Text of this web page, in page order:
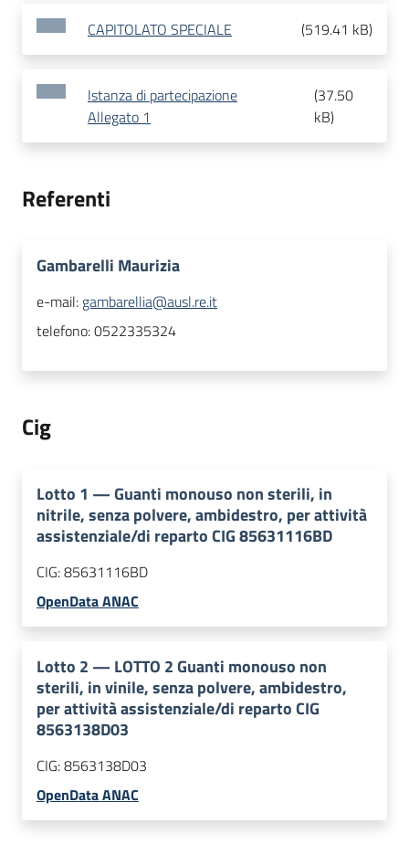
CAPITOLATO SPECIALE (519.41 kB)
Istanza di partecipazione
Allegato 1
(37.50
kB)
Referenti
Gambarelli Maurizia
e-mail: gambarellia@ausl.re.it
telefono:0522335324
Cig
Lotto 1 —Guanti monouso non sterili, in
nitrile, senza polvere, ambidestro, per attività
assistenziale/di reparto CIG 85631116BD
CIG:85631116BD
OpenData ANAC
Lotto 2 — LOTTO 2 Guanti monouso non
sterili, in vinile, senza polvere, ambidestro,
per attività assistenziale/di reparto CIG
8563138D03
CIG:8563138D03
OpenData ANAC